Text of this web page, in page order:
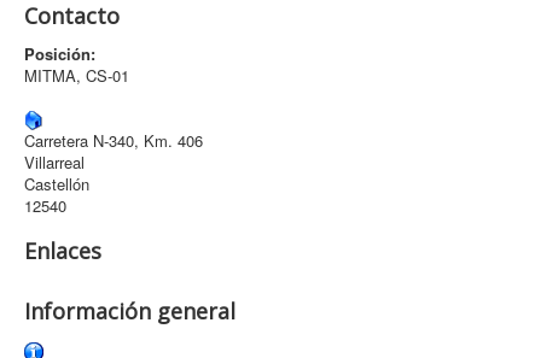
Archivo
Formularios
Contacto
Posición:
MITMA, CS-01
Carretera N-340, Km. 406
Villarreal
Castellón
12540
Enlaces
Información general